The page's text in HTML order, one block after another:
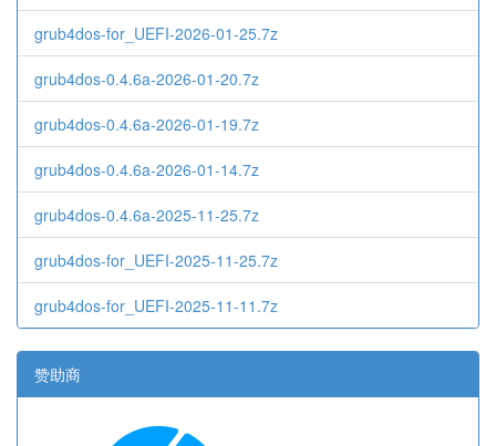
grub4dos-for_UEFI-2026-01-25.7z
grub4dos-0.4.6a-2026-01-20.7z
grub4dos-0.4.6a-2026-01-19.7z
grub4dos-0.4.6a-2026-01-14.7z
grub4dos-0.4.6a-2025-11-25.7z
grub4dos-for_UEFI-2025-11-25.7z
grub4dos-for_UEFI-2025-11-11.7z
赞助商